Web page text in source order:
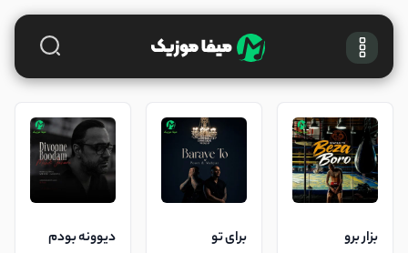
بزار برو برای تو دیوونه بودم